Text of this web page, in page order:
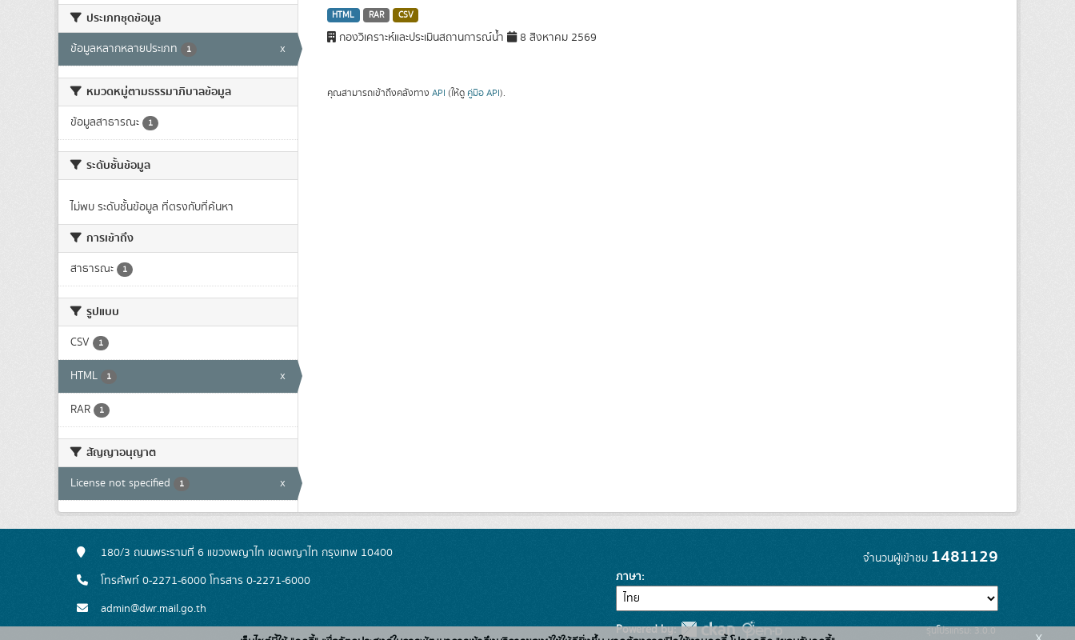
ประเภทชุดข้อมูล
ข้อมูลหลากหลายประเภท 1 x
หมวดหมู่ตามธรรมาภิบาลข้อมูล
ข้อมูลสาธารณะ 1
ระดับชั้นข้อมูล
ไม่พบ ระดับชั้นข้อมูล ที่ตรงกับที่ค้นหา
การเข้าถึง
สาธารณะ 1
รูปแบบ
CSV 1
HTML 1 x
RAR 1
สัญญาอนุญาต
License not specified 1 x
HTML RAR CSV
กองวิเคราะห์และประเมินสถานการณ์น้ำ 8 สิงหาคม 2569
คุณสามารถเข้าถึงคลังทาง API (ให้ดู คู่มือ API).
180/3 ถนนพระรามที่ 6 แขวงพญาไท เขตพญาไท กรุงเทพ 10400
โทรศัพท์ 0-2271-6000 โทรสาร 0-2271-6000
admin@dwr.mail.go.th
จำนวนผู้เข้าชม 1481129
ภาษา
Powered by: รุ่นโปรแกรม: 3.0.0